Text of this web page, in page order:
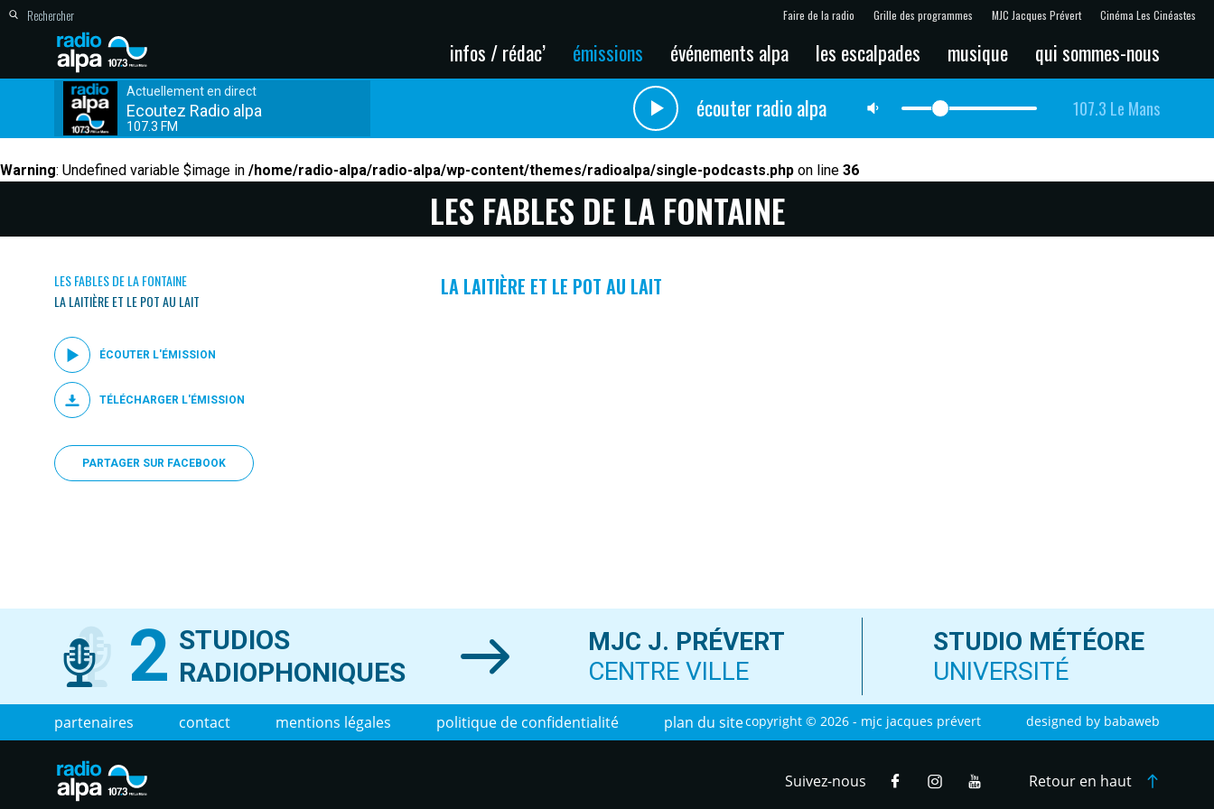
Faire de la radio Grille des programmes MJC Jacques Prévert Cinéma Les Cinéastes
infos / rédac’ émissions événements alpa les escalpades musique qui sommes-nous
Actuellement en direct
Ecoutez Radio alpa
107.3 FM
écouter radio alpa 107.3 Le Mans
Warning: Undefined variable $image in /home/radio-alpa/radio-alpa/wp-content/themes/radioalpa/single-podcasts.php on line 36
LES FABLES DE LA FONTAINE
LES FABLES DE LA FONTAINE
LA LAITIÈRE ET LE POT AU LAIT
ÉCOUTER L'ÉMISSION
TÉLÉCHARGER L'ÉMISSION
PARTAGER SUR FACEBOOK
LA LAITIÈRE ET LE POT AU LAIT
2 STUDIOS
RADIOPHONIQUES
MJC J. PRÉVERT
CENTRE VILLE
STUDIO MÉTÉORE
UNIVERSITÉ
partenaires contact mentions légales politique de confidentialité plan du sitecopyright © 2026 - mjc jacques prévert designed by babaweb
Suivez-nous Retour en haut